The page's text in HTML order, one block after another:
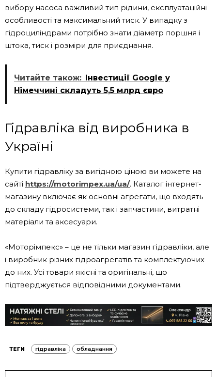
вибору насоса важливий тип рідини, експлуатаційні
особливості та максимальний тиск. У випадку з
гідроциліндрами потрібно знати діаметр поршня і
штока, тиск і розміри для приєднання.
Читайте також: Інвестиції Google у
Німеччині складуть 5,5 млрд євро
Гідравліка від виробника в
Україні
Купити гідравліку за вигідною ціною ви можете на
сайті https://motorimpex.ua/ua/. Каталог інтернет-
магазину включає як основні агрегати, що входять
до складу гідросистеми, так і запчастини, витратні
матеріали та аксесуари.
«Моторімпекс» – це не тільки магазин гідравліки, але
і виробник різних гідроагрегатів та комплектуючих
до них. Усі товари якісні та оригінальні, що
підтверджується відповідними документами.
ТЕГИ гідравліка обладнання